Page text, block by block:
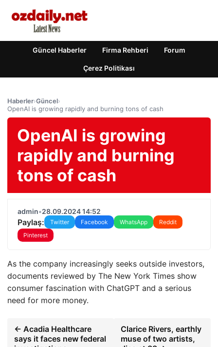
Güncel Haberler Firma Rehberi Forum
Çerez Politikası
Haberler›Güncel›
OpenAI is growing rapidly and burning tons of cash
OpenAI is growing
rapidly and burning
tons of cash
admin•28.09.2024 14:52
Paylaş: Twitter Facebook WhatsApp
Reddit
Pinterest
As the company increasingly seeks outside investors,
documents reviewed by The New York Times show
consumer fascination with ChatGPT and a serious
need for more money.
← Acadia Healthcare
says it faces new federal
Clarice Rivers, earthly
muse of two artists,